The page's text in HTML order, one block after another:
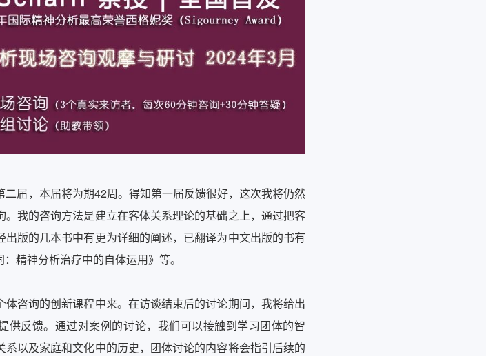
届，本届将为期42周。得知第一届反馈很好，这次我将仍然
我的咨询方法是建立在客体关系理论的基础之上，通过把客
版的几本书中有更为详细的阐述，已翻译为中文出版的书有
精神分析治疗中的自体运用》等。
咨询的创新课程中来。在访谈结束后的讨论期间，我将给出
反馈。通过对案例的讨论，我们可以接触到学习团体的智
以及家庭和文化中的历史，团体讨论的内容将会指引后续的